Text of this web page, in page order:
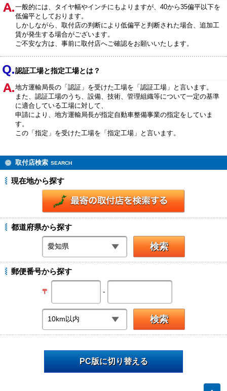
一般的には、タイヤ幅やインチにもよりますが、40から35偏平以下を
低偏平としております。
しかしながら、取付店の判断により低偏平と判断された場合、追加工
賃が発生する場合がございます。
ご不安な方は、事前に取付店へご確認をお願いいたします。
認証工場と指定工場とは？
地方運輸局長の「認証」を受けた工場を「認証工場」と言います。
また、認証工場のうち、設備、技術、管理組織等について一定の基準
に適合している工場に対して、
申請により、地方運輸局長が指定自動車整備事業の指定をしていま
す。
この「指定」を受けた工場を「指定工場」と言います。
取付店検索 SEARCH
現在地から探す
都道府県から探す
郵便番号から探す
〒 -
PC版に切り替える